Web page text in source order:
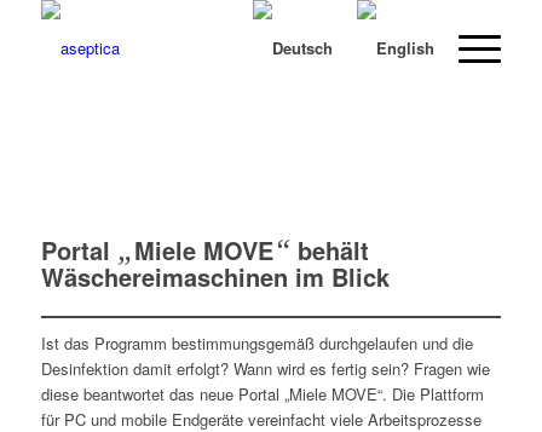
Portal „Miele MOVE“ behält
Wäschereimaschinen im Blick
Ist das Programm bestimmungsgemäß durchgelaufen und die
Desinfektion damit erfolgt? Wann wird es fertig sein? Fragen wie
diese beantwortet das neue Portal „Miele MOVE“. Die Plattform
für PC und mobile Endgeräte vereinfacht viele Arbeitsprozesse